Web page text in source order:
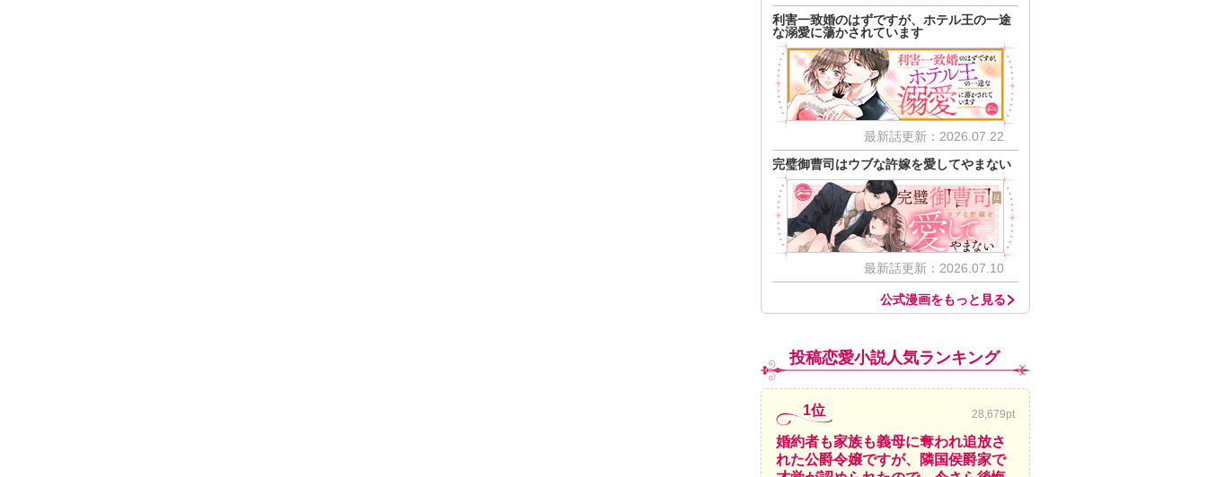
利害一致婚のはずですが、ホテル王の一途
な溺愛に蕩かされています
最新話更新：2026.07.22
完璧御曹司はウブな許嫁を愛してやまない
最新話更新：2026.07.10
公式漫画をもっと見る
投稿恋愛小説人気ランキング
1位 28,679pt
婚約者も家族も義母に奪われ追放さ
れた公爵令嬢ですが、隣国侯爵家で